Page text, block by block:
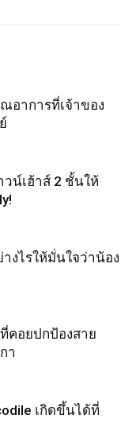
าการที่เจ้าของ
น์เฮ้าส์ 2 ชั้นให้
งไรให้มั่นใจว่าน้อง
คอยปกป้องสาย
า
เกิดขึ้นได้ที่